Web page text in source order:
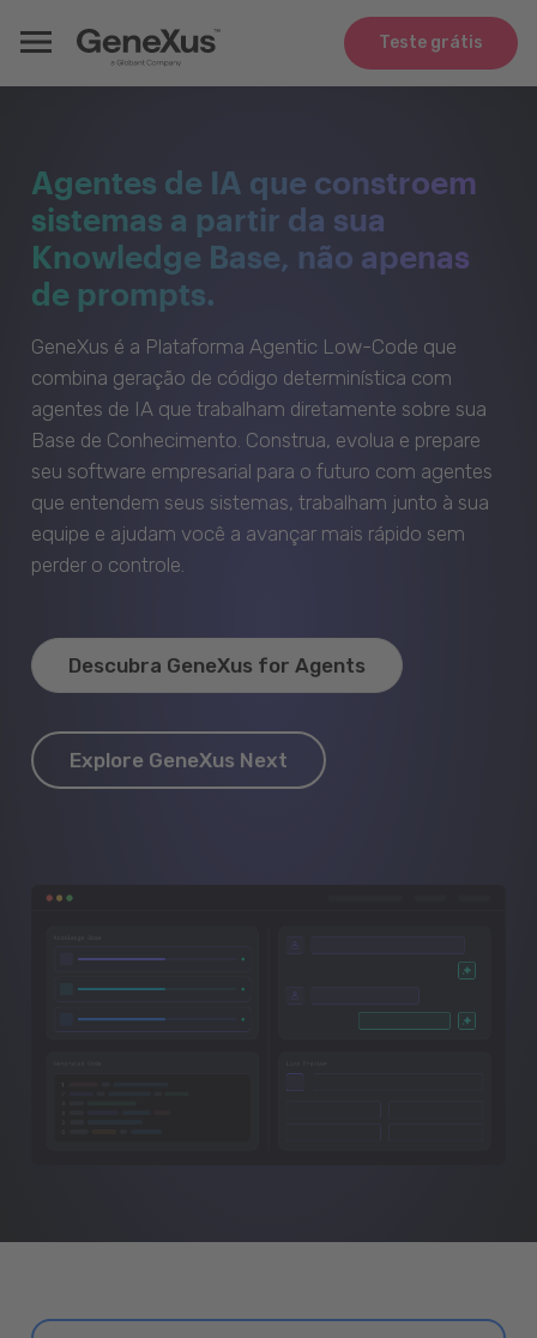
Teste grátis
Agentes de IA que constroem
sistemas a partir da sua
Knowledge Base, não apenas
de prompts.
GeneXus é a Plataforma Agentic Low-Code que
combina geração de código determinística com
agentes de IA que trabalham diretamente sobre sua
Base de Conhecimento. Construa, evolua e prepare
seu software empresarial para o futuro com agentes
que entendem seus sistemas, trabalham junto à sua
equipe e ajudam você a avançar mais rápido sem
perder o controle.
Descubra GeneXus for Agents
Explore GeneXus Next